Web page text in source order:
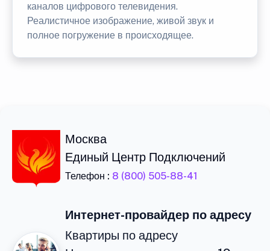
каналов цифрового телевидения.
Реалистичное изображение, живой звук и
полное погружение в происходящее.
Москва
Единый Центр Подключений
Телефон : 8 (800) 505-88-41
Интернет-провайдер по адресу
Квартиры по адресу